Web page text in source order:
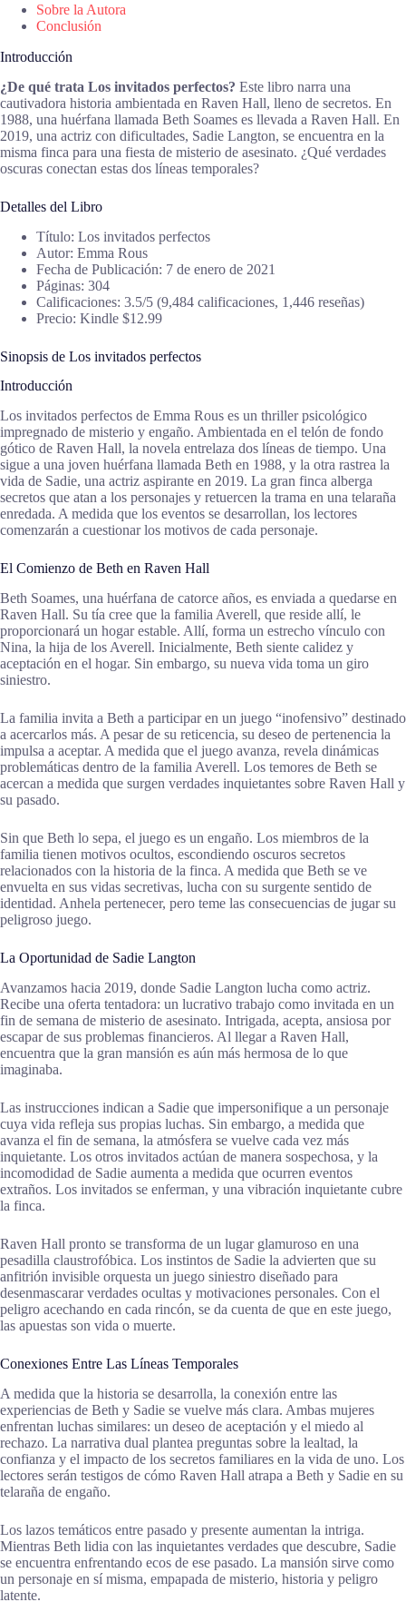
Sobre la Autora
Conclusión
Introducción
¿De qué trata Los invitados perfectos? Este libro narra una
cautivadora historia ambientada en Raven Hall, lleno de secretos. En
1988, una huérfana llamada Beth Soames es llevada a Raven Hall. En
2019, una actriz con dificultades, Sadie Langton, se encuentra en la
misma finca para una fiesta de misterio de asesinato. ¿Qué verdades
oscuras conectan estas dos líneas temporales?
Detalles del Libro
Título: Los invitados perfectos
Autor: Emma Rous
Fecha de Publicación: 7 de enero de 2021
Páginas: 304
Calificaciones: 3.5/5 (9,484 calificaciones, 1,446 reseñas)
Precio: Kindle $12.99
Sinopsis de Los invitados perfectos
Introducción
Los invitados perfectos de Emma Rous es un thriller psicológico
impregnado de misterio y engaño. Ambientada en el telón de fondo
gótico de Raven Hall, la novela entrelaza dos líneas de tiempo. Una
sigue a una joven huérfana llamada Beth en 1988, y la otra rastrea la
vida de Sadie, una actriz aspirante en 2019. La gran finca alberga
secretos que atan a los personajes y retuercen la trama en una telaraña
enredada. A medida que los eventos se desarrollan, los lectores
comenzarán a cuestionar los motivos de cada personaje.
El Comienzo de Beth en Raven Hall
Beth Soames, una huérfana de catorce años, es enviada a quedarse en
Raven Hall. Su tía cree que la familia Averell, que reside allí, le
proporcionará un hogar estable. Allí, forma un estrecho vínculo con
Nina, la hija de los Averell. Inicialmente, Beth siente calidez y
aceptación en el hogar. Sin embargo, su nueva vida toma un giro
siniestro.
La familia invita a Beth a participar en un juego “inofensivo” destinado
a acercarlos más. A pesar de su reticencia, su deseo de pertenencia la
impulsa a aceptar. A medida que el juego avanza, revela dinámicas
problemáticas dentro de la familia Averell. Los temores de Beth se
acercan a medida que surgen verdades inquietantes sobre Raven Hall y
su pasado.
Sin que Beth lo sepa, el juego es un engaño. Los miembros de la
familia tienen motivos ocultos, escondiendo oscuros secretos
relacionados con la historia de la finca. A medida que Beth se ve
envuelta en sus vidas secretivas, lucha con su surgente sentido de
identidad. Anhela pertenecer, pero teme las consecuencias de jugar su
peligroso juego.
La Oportunidad de Sadie Langton
Avanzamos hacia 2019, donde Sadie Langton lucha como actriz.
Recibe una oferta tentadora: un lucrativo trabajo como invitada en un
fin de semana de misterio de asesinato. Intrigada, acepta, ansiosa por
escapar de sus problemas financieros. Al llegar a Raven Hall,
encuentra que la gran mansión es aún más hermosa de lo que
imaginaba.
Las instrucciones indican a Sadie que impersonifique a un personaje
cuya vida refleja sus propias luchas. Sin embargo, a medida que
avanza el fin de semana, la atmósfera se vuelve cada vez más
inquietante. Los otros invitados actúan de manera sospechosa, y la
incomodidad de Sadie aumenta a medida que ocurren eventos
extraños. Los invitados se enferman, y una vibración inquietante cubre
la finca.
Raven Hall pronto se transforma de un lugar glamuroso en una
pesadilla claustrofóbica. Los instintos de Sadie la advierten que su
anfitrión invisible orquesta un juego siniestro diseñado para
desenmascarar verdades ocultas y motivaciones personales. Con el
peligro acechando en cada rincón, se da cuenta de que en este juego,
las apuestas son vida o muerte.
Conexiones Entre Las Líneas Temporales
A medida que la historia se desarrolla, la conexión entre las
experiencias de Beth y Sadie se vuelve más clara. Ambas mujeres
enfrentan luchas similares: un deseo de aceptación y el miedo al
rechazo. La narrativa dual plantea preguntas sobre la lealtad, la
confianza y el impacto de los secretos familiares en la vida de uno. Los
lectores serán testigos de cómo Raven Hall atrapa a Beth y Sadie en su
telaraña de engaño.
Los lazos temáticos entre pasado y presente aumentan la intriga.
Mientras Beth lidia con las inquietantes verdades que descubre, Sadie
se encuentra enfrentando ecos de ese pasado. La mansión sirve como
un personaje en sí misma, empapada de misterio, historia y peligro
latente.